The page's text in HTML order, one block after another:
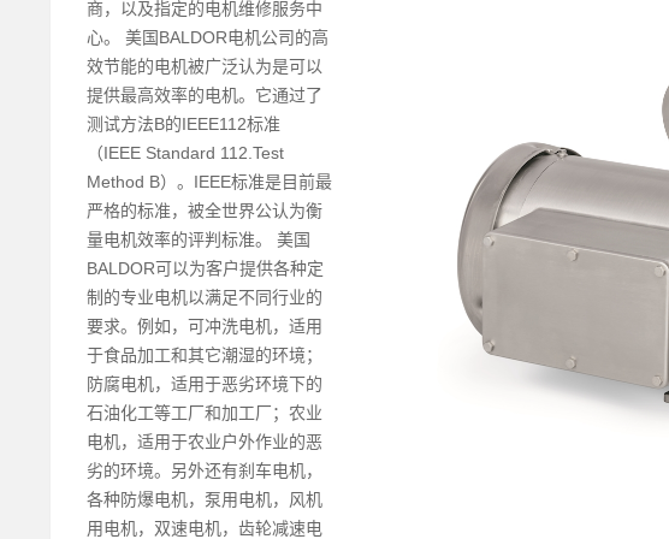
商，以及指定的电机维修服务中
心。 美国BALDOR电机公司的高
效节能的电机被广泛认为是可以
提供最高效率的电机。它通过了
测试方法B的IEEE112标准
（IEEE Standard 112.Test
Method B）。IEEE标准是目前最
严格的标准，被全世界公认为衡
量电机效率的评判标准。 美国
BALDOR可以为客户提供各种定
制的专业电机以满足不同行业的
要求。例如，可冲洗电机，适用
于食品加工和其它潮湿的环境；
防腐电机，适用于恶劣环境下的
石油化工等工厂和加工厂；农业
电机，适用于农业户外作业的恶
劣的环境。另外还有刹车电机，
各种防爆电机，泵用电机，风机
用电机，双速电机，齿轮减速电